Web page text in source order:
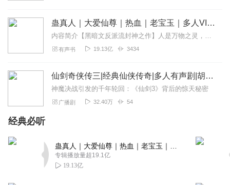
阿文zil
為何不更新😭 好釣癮啊
1x235819m9919
支持粵語故事。非常好聽。
只有31集？虽然很想听，但还是等讲完再听吧。
2022-03-17
蛊真人｜大爱仙尊｜热血｜老宝玉｜多人VIP免费有声剧
内容简介【黑暗文反派流封神之作】人是万物之灵，蛊是天地真精。一个穿越者不断重生的故事。一个养蛊、炼蛊、用蛊的奇特世界。配音组（男角色）老宝玉旁白...
有声书 19.13亿 3434
仙剑奇侠传三|经典仙侠传奇|多人有声剧|胡良伟、贺文潇、倔强的小红
神魔决战引发的千年轮回：《仙剑3》背后的惊天秘密
广播剧 32.40万 54
经典必听
专辑播放量超19.1亿
19.13亿